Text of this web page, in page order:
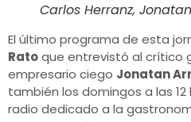
Carlos Herranz,
El último programa de esta
Ratoque entrevistó al crítico
empresario ciego Jonatan
también los domingos a las
radio dedicado a la